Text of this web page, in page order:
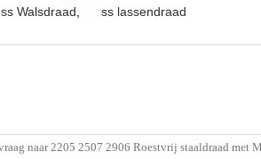
ss Walsdraad ss lassendraad